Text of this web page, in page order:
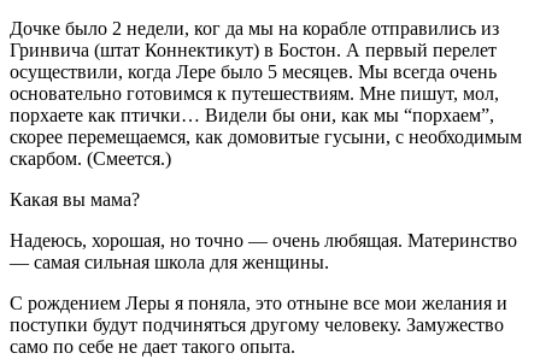
Дочке было 2 недели, ког да мы на корабле отправились из
Гринвича (штат Коннектикут) в Бостон. А первый перелет
осуществили, когда Лере было 5 месяцев. Мы всегда очень
основательно готовимся к путешестви­ям. Мне пишут, мол,
порхаете как птички… Видели бы они, как мы “порхаем”,
скорее перемещаемся, как до­мовитые гусыни, с необходимым
скарбом. (Смеется.)
Какая вы мама?
Надеюсь, хорошая, но точно — очень любящая. Ма­теринство
— самая сильная школа для женщины.
С рождением Леры я поняла, это отныне все мои же­лания и
поступки будут подчиняться другому челове­ку. Замужество
само по себе не дает такого опыта.